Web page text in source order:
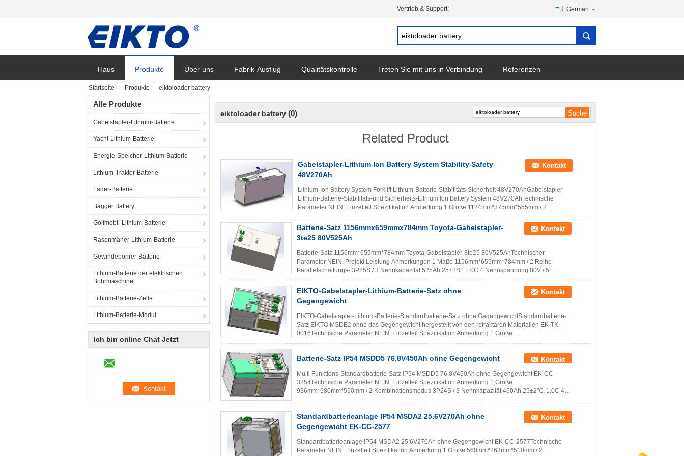
Vertrieb & Support: German
Haus Produkte Über uns Fabrik-Ausflug Qualitätskontrolle Treten Sie mit uns in Verbindung Referenzen
Startseite Produkte eiktoloader battery
Alle Produkte
Gabelstapler-Lithium-Batterie
Yacht-Lithium-Batterie
Energie-Speicher-Lithium-Batterie
Lithium-Traktor-Batterie
Lader-Batterie
Bagger Battery
Golfmobil-Lithium-Batterie
Rasenmäher-Lithium-Batterie
Gewindebohrer-Batterie
Lithium-Batterie der elektrischen
Bohrmaschine
Lithium-Batterie-Zelle
Lithium-Batterie-Modul
Ich bin online Chat Jetzt
eiktoloader battery (0)
Related Product
Gabelstapler-Lithium Ion Battery System Stability Safety
48V270Ah
Kontakt
Lithium-Ion Battery System Forklift Lithium-Batterie-Stabilitäts-Sicherheit 48V270AhGabelstapler-
Lithium-Batterie-Stabilitäts-und Sicherheits-Lithium Ion Battery System 48V270AhTechnische
Parameter NEIN. Einzelteil Spezifikation Anmerkung 1 Größe 1124mm*375mm*555mm / 2
Kombinationsmodus 1P15S / 3 ...
Lesen Sie weiter
Batterie-Satz 1156mmx659mmx784mm Toyota-Gabelstapler-
3te25 80V525Ah
Kontakt
Batterie-Satz 1156mm*659mm*784mm Toyota-Gabelstapler-3te25 80V525AhTechnischer
Parameter NEIN. Projekt Leistung Anmerkungen 1 Maße 1156mm*659mm*784mm / 2 Reihe
Parallelschaltungs- 3P25S / 3 Nennkapazität 525Ah 25±2℃, 1.0C 4 Nennspannung 80V / 5
Isolieren beständig ≧50MΩ (DC1000V) 25±2℃ 6 Gewicht ...
Lesen Sie weiter
EIKTO-Gabelstapler-Lithium-Batterie-Satz ohne
Gegengewicht
Kontakt
EIKTO-Gabelstapler-Lithium-Batterie-Standardbatterie-Satz ohne GegengewichtStandardbatterie-
Satz EIKTO MSDE2 ohne das Gegengewicht hergestellt von den refraktären Materialien EK-TK-
0016Technische Parameter NEIN. Einzelteil Spezifikation Anmerkung 1 Größe
883mm*580mm*450mm / 2 Kombinationsmodus 2P26S ...
Lesen Sie weiter
Batterie-Satz IP54 MSDD5 76.8V450Ah ohne Gegengewicht Kontakt
Multi Funktions-Standardbatterie-Satz IP54 MSDD5 76.8V450Ah ohne Gegengewicht EK-CC-
3254Technische Parameter NEIN. Einzelteil Spezifikation Anmerkung 1 Größe
936mm*580mm*550mm / 2 Kombinationsmodus 3P24S / 3 Nennkapazität 450Ah 25±2℃, 1.0C 4
Standardbatterieanlage IP54 MSDA2 25.6V270Ah ohne
Gegengewicht EK-CC-2577
Kontakt
Standardbatterieanlage IP54 MSDA2 25.6V270Ah ohne Gegengewicht EK-CC-2577Technische
Parameter NEIN. Einzelteil Spezifikation Anmerkung 1 Größe 560mm*263mm*510mm / 2